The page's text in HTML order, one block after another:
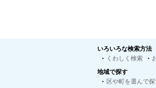
いろいろな検索方法
くわしく検索
地域で探す
区や町を選んで探